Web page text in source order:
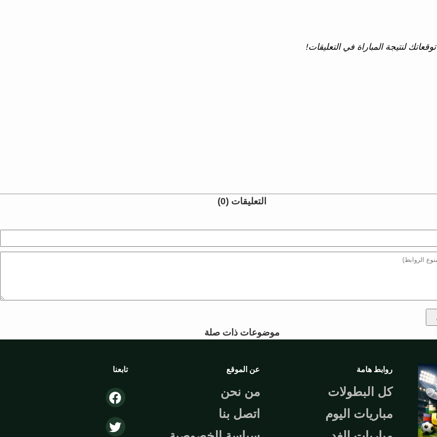
لنتيجة المباراة في التعليقات!
التعليقات (0)
موضوعات ذات صلة
روابط هامة
كل البطولات
مباريات اليوم
عن الموقع
من نحن
اتصل بنا
تابعنا